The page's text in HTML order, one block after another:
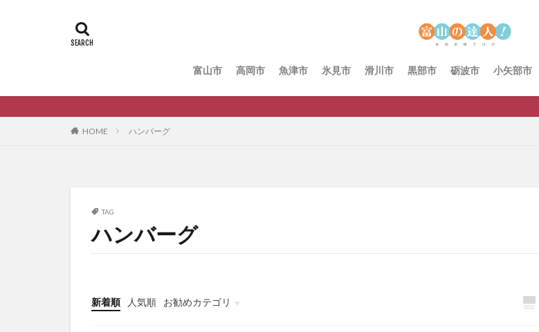
富山市 高岡市 魚津市 氷見市 滑川市 黒部市 砺波市 小矢部市
富
HOME ハンバーグ
TAG
ハンバーグ
新着順 人気順
お勧めカテゴリ
未分類